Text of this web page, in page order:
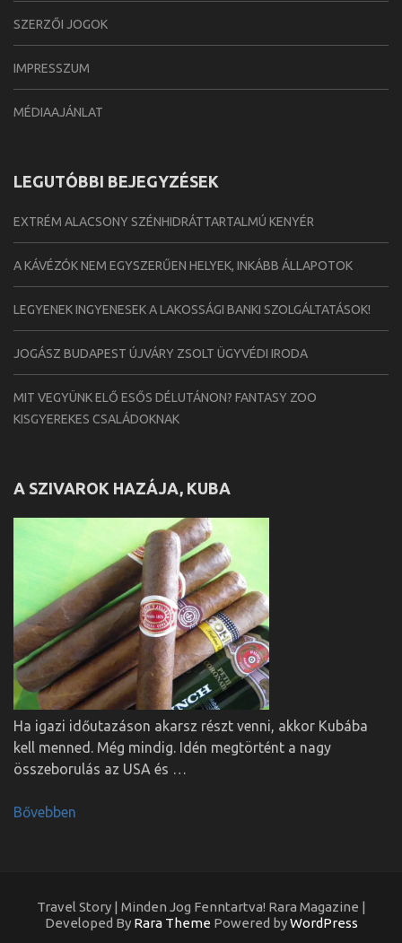
SZERZŐI JOGOK
IMPRESSZUM
MÉDIAAJÁNLAT
LEGUTÓBBI BEJEGYZÉSEK
EXTRÉM ALACSONY SZÉNHIDRÁTTARTALMÚ KENYÉR
A KÁVÉZÓK NEM EGYSZERŰEN HELYEK, INKÁBB ÁLLAPOTOK
LEGYENEK INGYENESEK A LAKOSSÁGI BANKI SZOLGÁLTATÁSOK!
JOGÁSZ BUDAPEST ÚJVÁRY ZSOLT ÜGYVÉDI IRODA
MIT VEGYÜNK ELŐ ESŐS DÉLUTÁNON? FANTASY ZOO
KISGYEREKES CSALÁDOKNAK
A SZIVAROK HAZÁJA, KUBA
Ha igazi időutazáson akarsz részt venni, akkor Kubába
kell menned. Még mindig. Idén megtörtént a nagy
összeborulás az USA és …
Bővebben
Travel Story | Minden Jog Fenntartva! Rara Magazine |
Developed By Rara Theme Powered byWordPress